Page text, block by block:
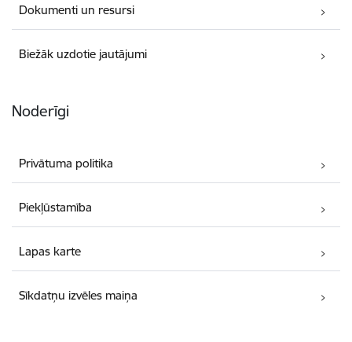
Dokumenti un resursi
Biežāk uzdotie jautājumi
Noderīgi
Privātuma politika
Piekļūstamība
Lapas karte
Sīkdatņu izvēles maiņa